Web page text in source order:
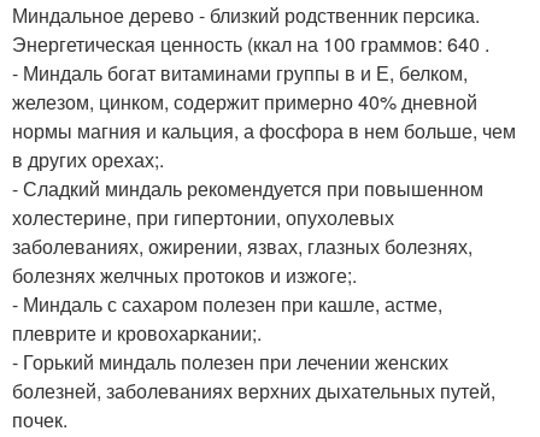
Миндальное дерево - близкий родственник персика.
Энергетическая ценность (ккал на 100 граммов: 640 .
- Миндаль богат витаминами группы в и Е, белком,
железом, цинком, содержит примерно 40% дневной
нормы магния и кальция, а фосфора в нем больше, чем
в других орехах;.
- Сладкий миндаль рекомендуется при повышенном
холестерине, при гипертонии, опухолевых
заболеваниях, ожирении, язвах, глазных болезнях,
болезнях желчных протоков и изжоге;.
- Миндаль с сахаром полезен при кашле, астме,
плеврите и кровохаркании;.
- Горький миндаль полезен при лечении женских
болезней, заболеваниях верхних дыхательных путей,
почек.